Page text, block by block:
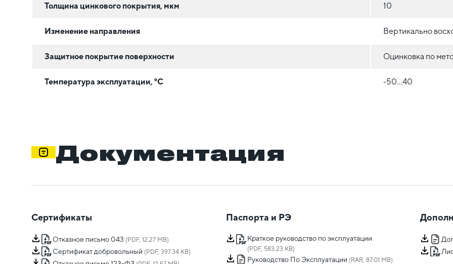
Толщина цинкового покрытия, мкм 10
Изменение направления Вертикально
Защитное покрытие поверхности Оцинковка по
Температура эксплуатации, °C -50...40
Документация
Сертификаты
Отказное письмо 043 (PDF, 12.27 MB)
Сертификат добровольный (PDF, 397.34 KB)
Паспорта и РЭ
Краткое руководство по эксплуатации
(PDF, 583.23 KB)
Руководство По Эксплуатации (RAR, 87.01 MB)